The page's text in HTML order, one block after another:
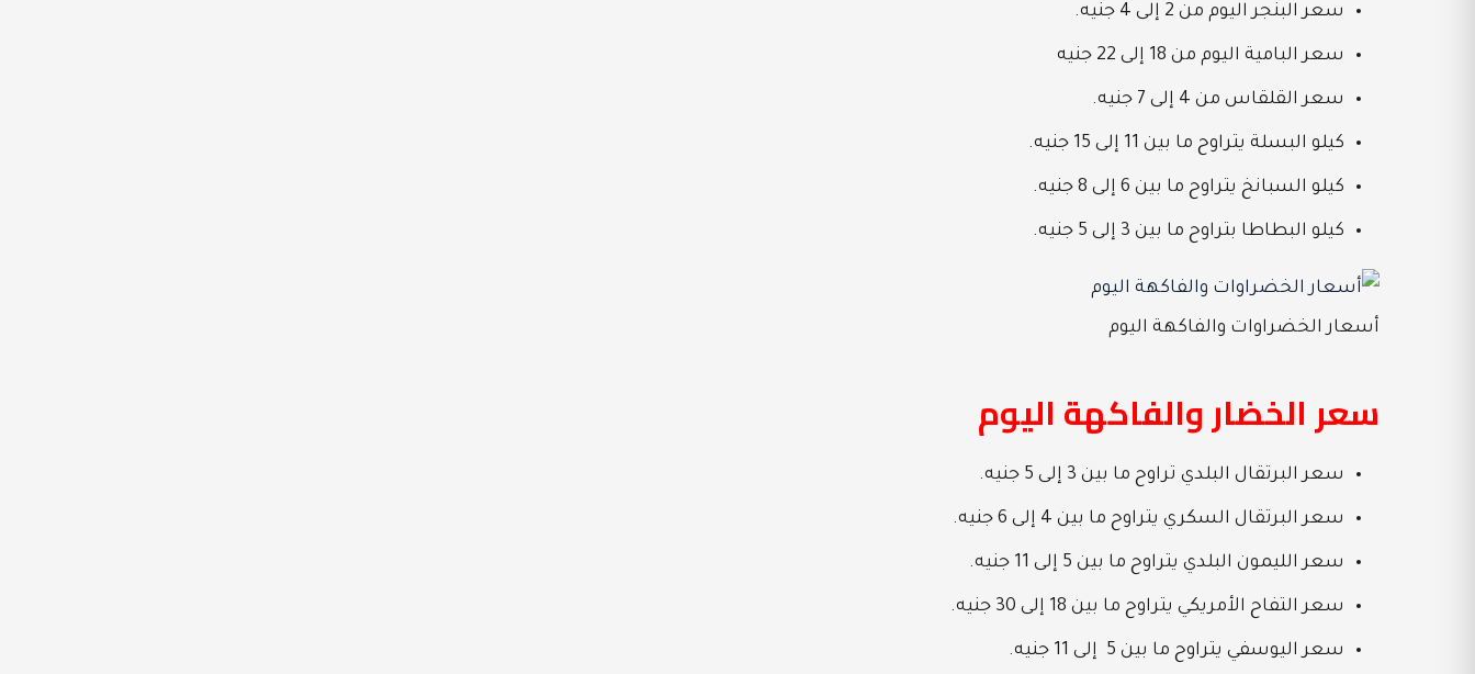
سعر البنجر اليوم من 2 إلى 4 جنيه.
سعر البامية اليوم من 18 إلى 22 جنيه
سعر القلقاس من 4 إلى 7 جنيه.
كيلو البسلة يتراوح ما بين 11 إلى 15 جنيه.
كيلو السبانخ يتراوح ما بين 6 إلى 8 جنيه.
كيلو البطاطا بتراوح ما بين 3 إلى 5 جنيه.
أسعار الخضراوات والفاكهة اليوم
سعر الخضار والفاكهة اليوم
سعر البرتقال البلدي تراوح ما بين 3 إلى 5 جنيه.
سعر البرتقال السكري يتراوح ما بين 4 إلى 6 جنيه.
سعر الليمون البلدي يتراوح ما بين 5 إلى 11 جنيه.
سعر التفاح الأمريكي يتراوح ما بين 18 إلى 30 جنيه.
سعر اليوسفي يتراوح ما بين 5 إلى 11 جنيه.